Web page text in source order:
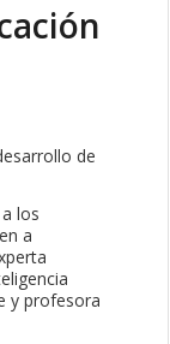
de
los
a
y profesora